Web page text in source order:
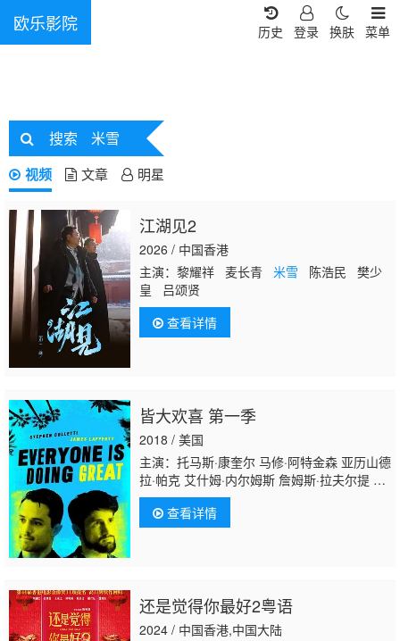
欧乐影院 菜单
换肤
登录
历史
搜索 米雪
视频 文章 明星
江湖见2
2026 / 中国香港
主演：黎耀祥 麦长青 米雪 陈浩民 樊少
皇 吕颂贤
查看详情
皆大欢喜 第一季
2018 / 美国
主演：托马斯·康奎尔 马修·阿特金森 亚历山德
拉·帕克 艾什姆·内尔姆斯 詹姆斯·拉夫尔提 史
蒂芬 卡丽莎·斯特普尔斯 乔什·贝格尔 威洛·黑
尔 布兰登·鲁伊特
博拉·贝克 Tony·Williams·Tony·Williams
查看详情
还是觉得你最好2粤语
2024 / 中国香港,中国大陆